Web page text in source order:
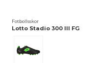
Fotbollsskor
Lotto Stadio 300 III FG